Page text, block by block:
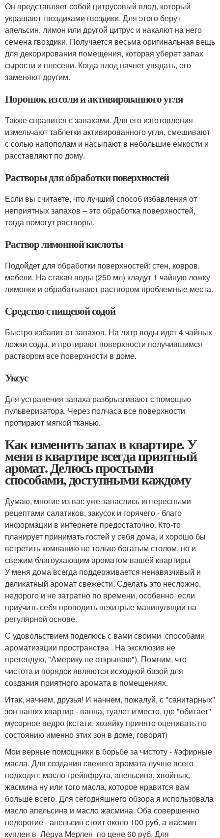
Он представляет собой цитрусовый плод, который
украшают гвоздиками гвоздики. Для этого берут
апельсин, лимон или другой цитрус и накалют на него
семена гвоздики. Получается весьма оригинальная вещь
для декорирования помещения, которая уберет запах
сырости и плесени. Когда плод начнет увядать, его
заменяют другим.
Порошок из соли и активированного угля
Также справится с запахами. Для его изготовления
измельчают таблетки активированного угля, смешивают
с солью напополам и насыпают в небольшие емкости и
расставляют по дому.
Растворы для обработки поверхностей
Если вы считаете, что лучший способ избавления от
неприятных запахов – это обработка поверхностей,
тогда помогут растворы.
Раствор лимонной кислоты
Подойдет для обработки поверхностей: стен, ковров,
мебели. На стакан воды (250 мл) кладут 1 чайную ложку
лимонки и обрабатывают раствором проблемные места.
Средство с пищевой содой
Быстро избавит от запахов. На литр воды идет 4 чайных
ложки соды, и протирают поверхности получившимся
раствором все поверхности в доме.
Уксус
Для устранения запаха разбрызгивают с помощью
пульверизатора. Через полчаса все поверхности
протирают мягкой тканью.
Как изменить запах в квартире. У
меня в квартире всегда приятный
аромат. Делюсь простыми
способами, доступными каждому
Думаю, многие из вас уже запаслись интересными
рецептами салатиков, закусок и горячего - благо
информации в интернете предостаточно. Кто-то
планирует принимать гостей у себя дома, и хорошо бы
встретить компанию не только богатым столом, но и
свежим благоухающим ароматом вашей квартиры
У меня дома всегда поддерживается ненавязчивый и
деликатный аромат свежести. Сделать это несложно,
недорого и не затратно по времени, особенно, если
приучить себя проводить нехитрые манипуляции на
регулярной основе.
С удовольствием поделюсь с вами своими способами
ароматизации пространства . На эксклюзив не
претендую, "Америку не открываю"). Помним, что
чистота и порядок являются исходной базой для
создания приятного аромата в помещениях.
Итак, начнем, друзья! И начнем, пожалуй, с "санитарных"
зон наших квартир - ванна, туалет и место, где "обитает"
мусорное ведро (кстати, хозяйку принято оценивать по
состоянию именно этих зон в доме, говорят)
Мои верные помощники в борьбе за чистоту - #эфирные
масла. Для создания свежего аромата лучше всего
подходят: масло грейпфрута, апельсина, хвойных,
жасмина ну или того масла, которое нравится вам
больше всего. Для сегодняшнего обзора я использовала
масло апельсина и масло жасмина. Оба совершенно
недорогие - апельсин стоит около 100 руб, а жасмин
куплен в Леруа Мерлен по цене 60 руб. Для